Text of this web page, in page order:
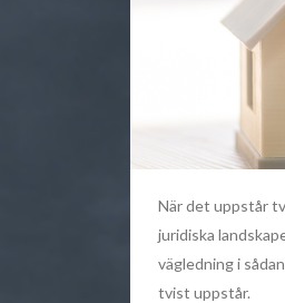
När det uppstår
juridiska
vägledning i
tvist uppstår.